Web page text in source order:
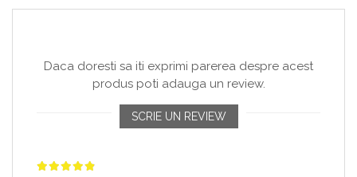
Daca doresti sa iti exprimi parerea despre acest
produs poti adauga un review.
SCRIE UN REVIEW